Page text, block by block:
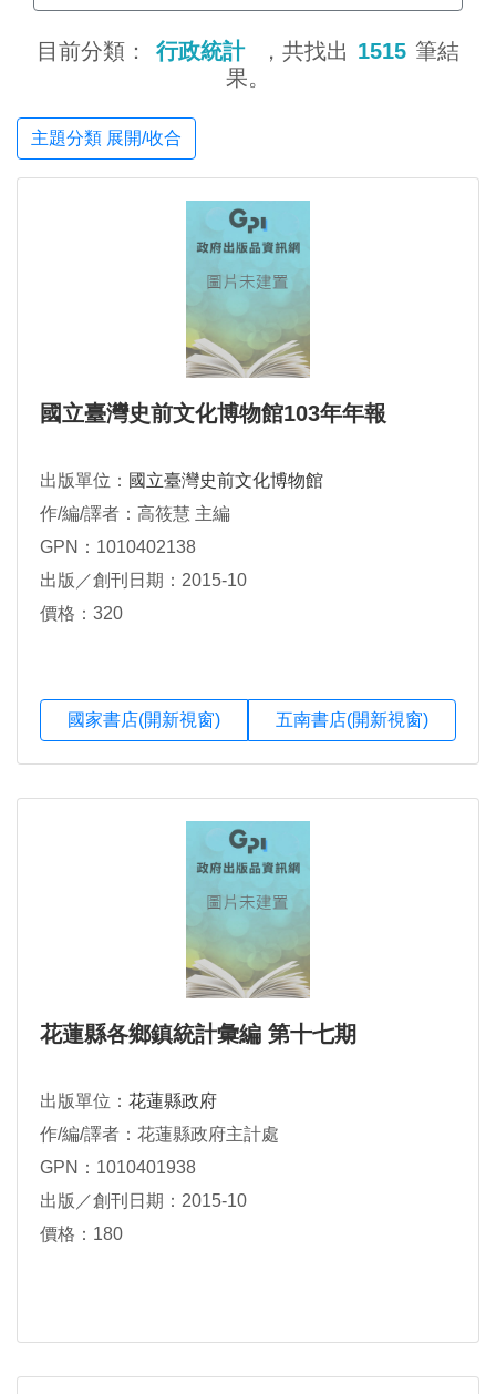
目前分類： 行政統計 ，共找出 1515 筆結
果。
主題分類 展開/收合
國立臺灣史前文化博物館103年年報
出版單位： 國立臺灣史前文化博物館
作/編/譯者：高筱慧 主編
GPN：1010402138
出版／創刊日期：2015-10
價格：320
國家書店(開新視窗) 五南書店(開新視窗)
花蓮縣各鄉鎮統計彙編 第十七期
出版單位： 花蓮縣政府
作/編/譯者：花蓮縣政府主計處
GPN：1010401938
出版／創刊日期：2015-10
價格：180